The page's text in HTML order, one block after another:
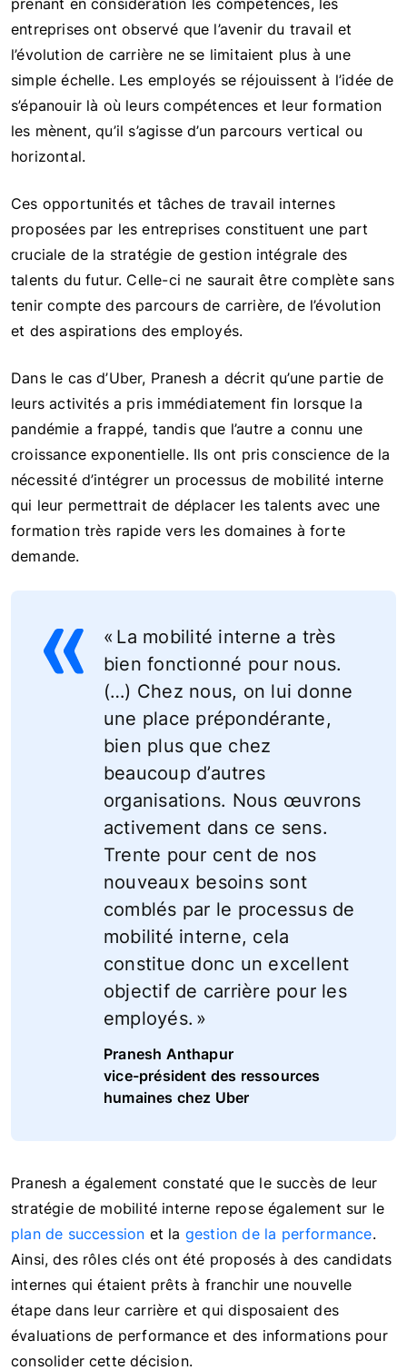
entreprises ont observé que l’avenir du travail et
l’évolution de carrière ne se limitaient plus à une
simple échelle. Les employés se réjouissent à l’idée de
s’épanouir là où leurs compétences et leur formation
les mènent, qu’il s’agisse d’un parcours vertical ou
horizontal.
Ces opportunités et tâches de travail internes
proposées par les entreprises constituent une part
cruciale de la stratégie de gestion intégrale des
talents du futur. Celle-ci ne saurait être complète sans
tenir compte des parcours de carrière, de l’évolution
et des aspirations des employés.
Dans le cas d’Uber, Pranesh a décrit qu’une partie de
leurs activités a pris immédiatement fin lorsque la
pandémie a frappé, tandis que l’autre a connu une
croissance exponentielle. Ils ont pris conscience de la
nécessité d’intégrer un processus de mobilité interne
qui leur permettrait de déplacer les talents avec une
formation très rapide vers les domaines à forte
demande.
« La mobilité interne a très
bien fonctionné pour nous.
(…) Chez nous, on lui donne
une place prépondérante,
bien plus que chez
beaucoup d’autres
organisations. Nous œuvrons
activement dans ce sens.
Trente pour cent de nos
nouveaux besoins sont
comblés par le processus de
mobilité interne, cela
constitue donc un excellent
objectif de carrière pour les
employés. »
Pranesh Anthapur
vice-président des ressources
humaines chez Uber
Pranesh a également constaté que le succès de leur
stratégie de mobilité interne repose également sur le
plan de succession et la gestion de la performance.
Ainsi, des rôles clés ont été proposés à des candidats
internes qui étaient prêts à franchir une nouvelle
étape dans leur carrière et qui disposaient des
évaluations de performance et des informations pour
consolider cette décision.